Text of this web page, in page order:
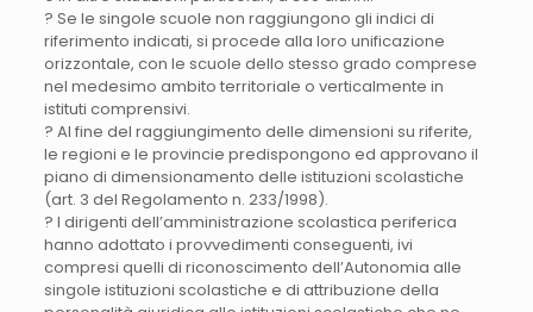
? Se le singole scuole non raggiungono gli indici di
riferimento indicati, si procede alla loro unificazione
orizzontale, con le scuole dello stesso grado comprese
nel medesimo ambito territoriale o verticalmente in
istituti comprensivi.
? Al fine del raggiungimento delle dimensioni su riferite,
le regioni e le provincie predispongono ed approvano il
piano di dimensionamento delle istituzioni scolastiche
(art. 3 del Regolamento n. 233/1998).
? I dirigenti dell’amministrazione scolastica periferica
hanno adottato i provvedimenti conseguenti, ivi
compresi quelli di riconoscimento dell’Autonomia alle
singole istituzioni scolastiche e di attribuzione della